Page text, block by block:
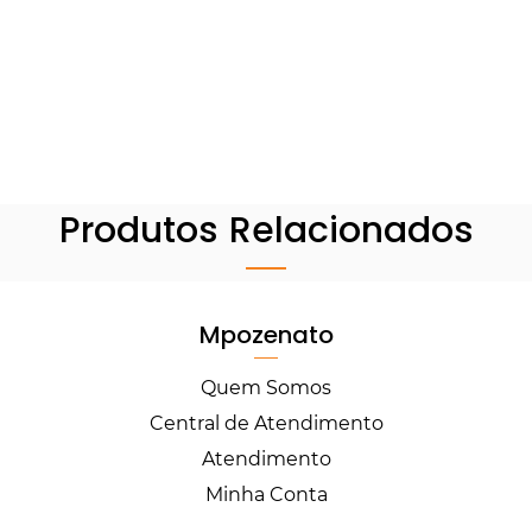
Produtos Relacionados
Mpozenato
Quem Somos
Central de Atendimento
Atendimento
Minha Conta